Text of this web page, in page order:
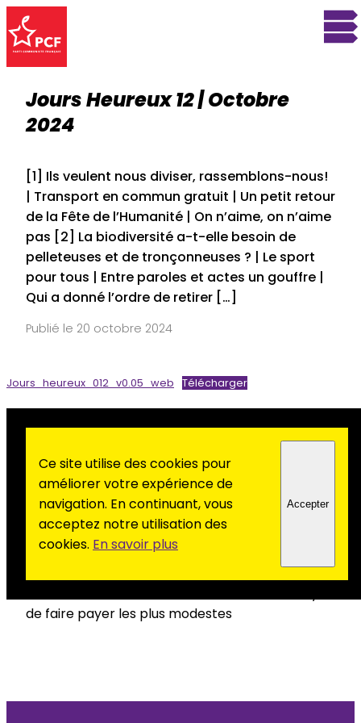
Jours Heureux 12 | Octobre
2024
[1] Ils veulent nous diviser, rassemblons-nous!
| Transport en commun gratuit | Un petit retour
de la Fête de l’Humanité | On n’aime, on n’aime
pas [2] La biodiversité a-t-elle besoin de
pelleteuses et de tronçonneuses ? | Le sport
pour tous | Entre paroles et actes un gouffre |
Qui a donné l’ordre de retirer […]
Publié le 20 octobre 2024
Jours_heureux_012_v0.05_web Télécharger
Transport en commun gratuit | Un petit retour
de la Fête de l’Humanité | On n’aime, on n’aime
pas [2] La biodiversité a-t-elle besoin de
pelleteuses et de tronçonneuses ? | Le sport
pour tous | Entre paroles et actes un gouffre |
Qui a donné l’ordre de retirer les inscriptions sur
de faire payer les plus modestes
Ce site utilise des cookies pour
améliorer votre expérience de
navigation. En continuant, vous
acceptez notre utilisation des
cookies. En savoir plus
Accepter